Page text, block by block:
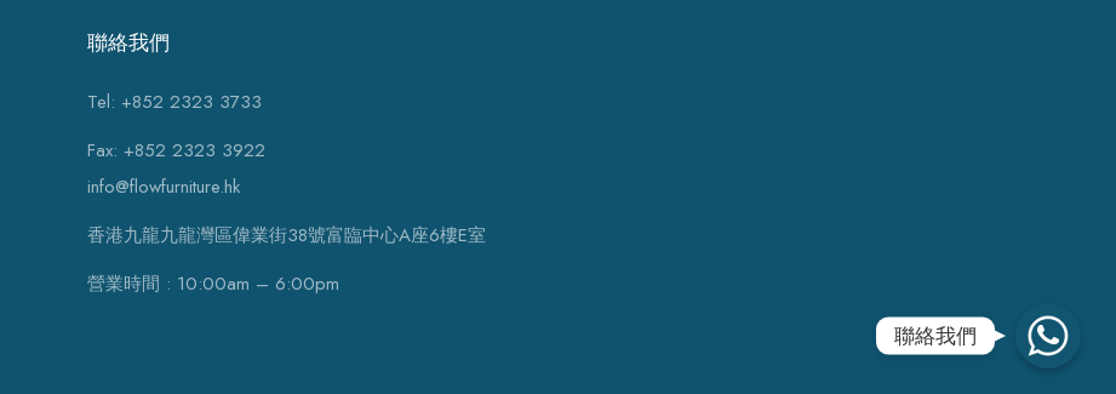
聯絡我們
Tel: +852 2323 3733
Fax: +852 2323 3922
info@flowfurniture.hk
香港九龍九龍灣區偉業街38號富臨中心A座6樓E室
營業時間 : 10:00am – 6:00pm
聯絡我們